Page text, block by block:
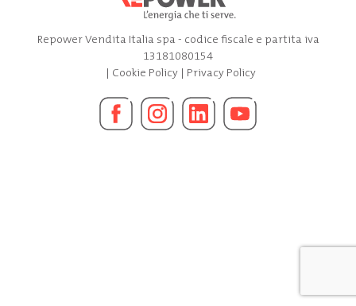
Repower Vendita Italia spa - codice fiscale e partita iva
13181080154
| Cookie Policy| Privacy Policy